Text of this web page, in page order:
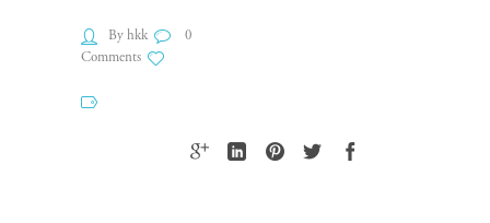
By hkk
0
Comments